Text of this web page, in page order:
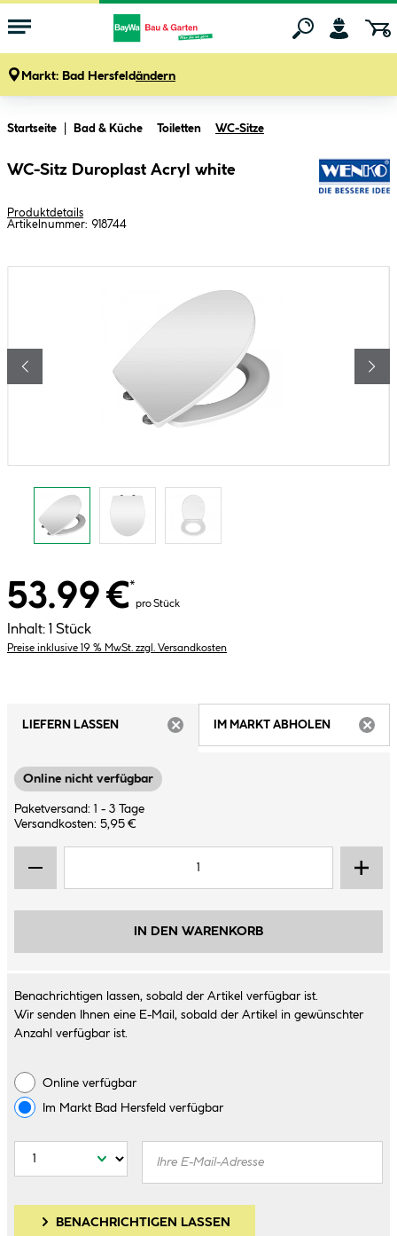
Markt: Bad Hersfeldändern
Startseite Bad & Küche Toiletten WC-Sitze
WC-Sitz Duroplast Acryl white
Produktdetails
Artikelnummer: 918744
53.99 €*
pro Stück
Inhalt: 1 Stück
Preise inklusive 19 % MwSt. zzgl. Versandkosten
LIEFERN LASSEN
IM MARKT ABHOLEN
Online nicht verfügbar
Paketversand: 1 - 3 Tage
Versandkosten: 5,95 €
IN DEN WARENKORB
Benachrichtigen lassen, sobald der Artikel verfügbar ist.
Wir senden Ihnen eine E-Mail, sobald der Artikel in gewünschter
Anzahl verfügbar ist.
Online verfügbar
Im Markt Bad Hersfeld verfügbar
BENACHRICHTIGEN LASSEN